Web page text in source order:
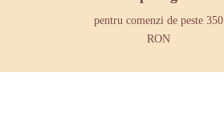
pentru comenzi de peste 350
RON